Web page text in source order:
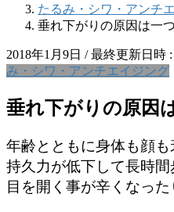
たるみ・シワ・アンチ
垂れ下がりの原因は一
2018年1月9日 / 最終更新日時 :
み・シワ・アンチエイジング
垂れ下がりの原因
年齢とともに身体も顔も
持久力が低下して長時間
目を開く事が辛くなった